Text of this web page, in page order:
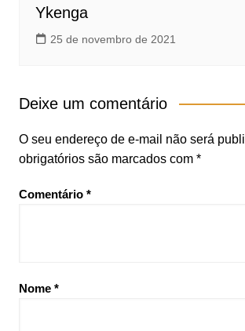
Ykenga
25 de novembro de 2021
Deixe um comentário
O seu endereço de e-mail não será
obrigatórios são marcados com *
Comentário *
Nome *